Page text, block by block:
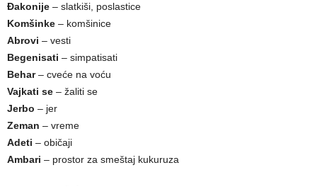
Đakonije – slatkiši, poslastice
Komšinke – komšinice
Abrovi – vesti
Begenisati – simpatisati
Behar– cveće na voću
Vajkati se – žaliti se
Jerbo – jer
Zeman – vreme
Adeti – običaji
Ambari – prostor za smeštaj kukuruza